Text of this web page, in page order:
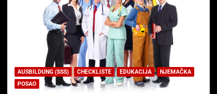
AUSBILDUNG (SSS) CHECKLISTE EDUKACIJA
NJEMAČKA
POSAO